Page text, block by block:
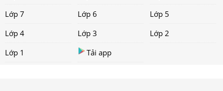
Lớp 7
Lớp 6
Lớp 5
Lớp 4
Lớp 3
Lớp 2
Lớp 1
Tải app